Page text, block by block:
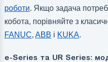
роботи. Якщо задача
кобота, порівняйте з
FANUC, ABB і KUKA.
e-Series та UR Series: